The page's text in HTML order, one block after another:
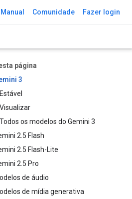
Manual Comunidade Fazer login
página
3
Estável
Visualizar
Todos os modelos do Gemini 3
2.5 Flash
2.5 Flash-Lite
2.5 Pro
de áudio
de mídia generativa